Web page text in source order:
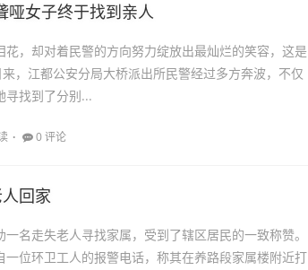
哑女子终于找到亲人
，却对着民警的方向努力绽放出最灿烂的笑容，这是
，江都公安分局大桥派出所民警经过多方奔波，不仅
寻找到了分别...
0 评论
回家
名走失老人寻找家属，受到了辖区居民的一致称赞。
位环卫工人的报警电话，称其在养路段家属楼附近打